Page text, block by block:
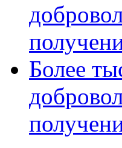
Более